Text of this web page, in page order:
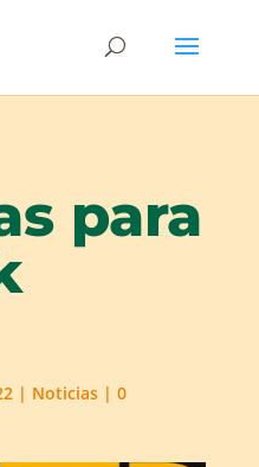
para
| Noticias| 0